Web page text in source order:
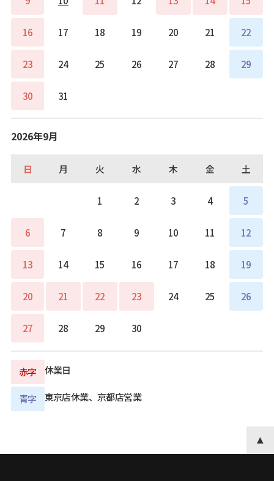
16 17 18 19 20 21 22
23 24 25 26 27 28 29
30 31
2026年9月
日 月 火 水 木 金 土
1 2 3 4 5
6 7 8 9 10 11 12
13 14 15 16 17 18 19
20 21 22 23 24 25 26
27 28 29 30
赤字 休業日
青字 東京店休業、京都店営業